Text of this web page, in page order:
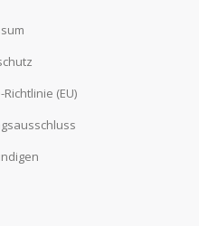
Richtlinie (EU)